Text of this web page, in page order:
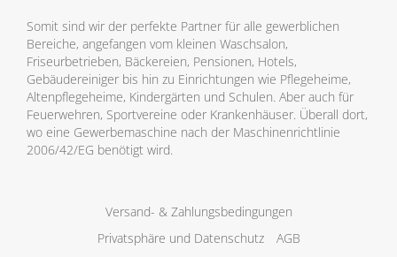
Somit sind wir der perfekte Partner für alle gewerblichen
Bereiche, angefangen vom kleinen Waschsalon,
Friseurbetrieben, Bäckereien, Pensionen, Hotels,
Gebäudereiniger bis hin zu Einrichtungen wie Pflegeheime,
Altenpflegeheime, Kindergärten und Schulen. Aber auch für
Feuerwehren, Sportvereine oder Krankenhäuser. Überall dort,
wo eine Gewerbemaschine nach der Maschinenrichtlinie
2006/42/EG benötigt wird.
Versand- & Zahlungsbedingungen
Privatsphäre und Datenschutz
AGB